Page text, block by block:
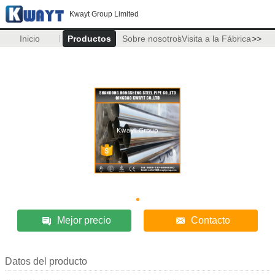
Kwayt Group Limited
Inicio Productos Sobre nosotrosVisita a la Fábrica>>
Mejor precio Contacto
Datos del producto